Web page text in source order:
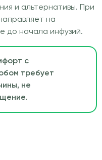
и альтернативы. При
на
до начала инфузий.
с
требует
не